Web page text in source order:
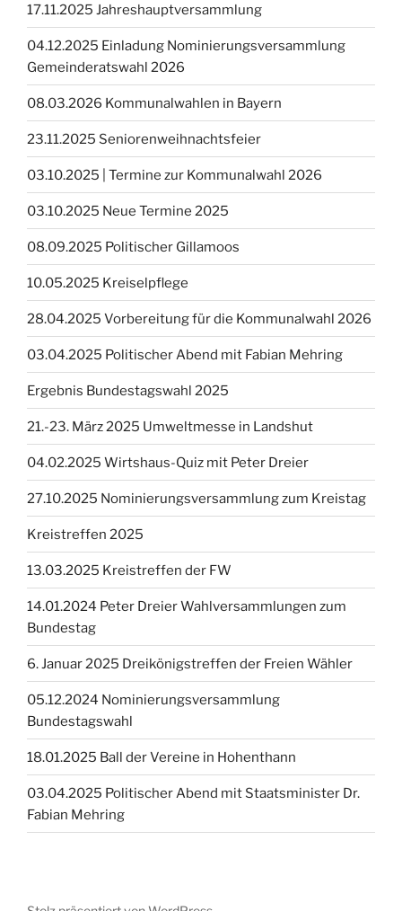
17.11.2025 Jahreshauptversammlung
04.12.2025 Einladung Nominierungsversammlung
Gemeinderatswahl 2026
08.03.2026 Kommunalwahlen in Bayern
23.11.2025 Seniorenweihnachtsfeier
03.10.2025 | Termine zur Kommunalwahl 2026
03.10.2025 Neue Termine 2025
08.09.2025 Politischer Gillamoos
10.05.2025 Kreiselpflege
28.04.2025 Vorbereitung für die Kommunalwahl 2026
03.04.2025 Politischer Abend mit Fabian Mehring
Ergebnis Bundestagswahl 2025
21.-23. März 2025 Umweltmesse in Landshut
04.02.2025 Wirtshaus-Quiz mit Peter Dreier
27.10.2025 Nominierungsversammlung zum Kreistag
Kreistreffen 2025
13.03.2025 Kreistreffen der FW
14.01.2024 Peter Dreier Wahlversammlungen zum
Bundestag
6. Januar 2025 Dreikönigstreffen der Freien Wähler
05.12.2024 Nominierungsversammlung
Bundestagswahl
18.01.2025 Ball der Vereine in Hohenthann
03.04.2025 Politischer Abend mit Staatsminister Dr.
Fabian Mehring